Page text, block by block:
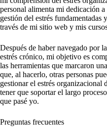
personal alimenta mi dedicación a
gestión del estrés fundamentadas
través de mi sitio web y mis
Después de haber navegado por
estrés crónico, mi objetivo es
las herramientas que marcaron
que, al hacerlo, otras personas
gestionar el estrés organizacional
tener que soportar el largo
que pasé yo.
Preguntas frecuentes